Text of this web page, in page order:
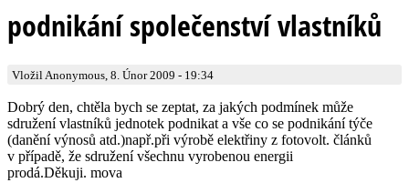
podnikání společenství vlastníků
Vložil Anonymous, 8. Únor 2009 - 19:34
Dobrý den, chtěla bych se zeptat, za jakých podmínek může
sdružení vlastníků jednotek podnikat a vše co se podnikání týče
(danění výnosů atd.)např.při výrobě elektřiny z fotovolt. článků
v případě, že sdružení všechnu vyrobenou energii
prodá.Děkuji. mova